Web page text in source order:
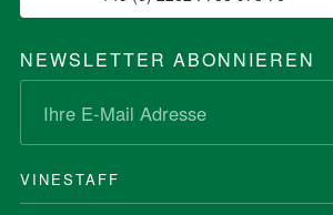
NEWSLETTER ABONNIEREN
VINESTAFF